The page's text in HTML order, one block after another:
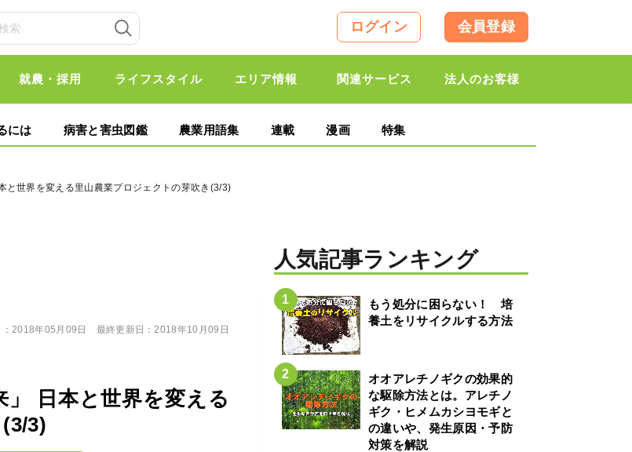
ログイン 会員登録
就農・採用 ライフスタイル エリア情報 関連サービス 法人のお客様
には 病害と害虫図鑑 農業用語集 連載 漫画 特集
と世界を変える里山農業プロジェクトの芽吹き(3/3)
日本と世界を変える
3)
：2018年05月09日 最終更新日：2018年10月09日
人気記事ランキング
もう処分に困らない！ 培
養土をリサイクルする方法
オオアレチノギクの効果的
な駆除方法とは。アレチノ
ギク・ヒメムカシヨモギと
の違いや、発生原因・予防
対策を解説